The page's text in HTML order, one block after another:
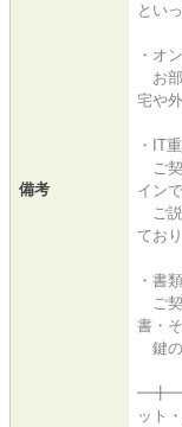
備考
とい
・オ
お部
宅や
・IT
ご契
イン
ご説
てお
・書
ご契
書・
鍵の
ッ